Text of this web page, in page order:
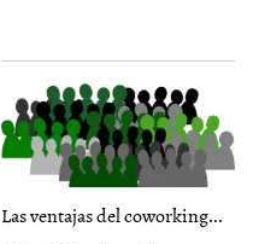
Las ventajas del coworking...